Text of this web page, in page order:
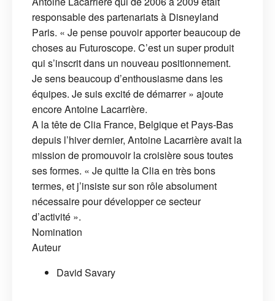
responsable des partenariats à Disneyland
Paris. « Je pense pouvoir apporter beaucoup de
choses au Futuroscope. C’est un super produit
qui s’inscrit dans un nouveau positionnement.
Je sens beaucoup d’enthousiasme dans les
équipes. Je suis excité de démarrer » ajoute
encore Antoine Lacarrière.
A la tête de Clia France, Belgique et Pays-Bas
depuis l’hiver dernier, Antoine Lacarrière avait la
mission de promouvoir la croisière sous toutes
ses formes. « Je quitte la Clia en très bons
termes, et j’insiste sur son rôle absolument
nécessaire pour développer ce secteur
d’activité ».
Nomination
Auteur
David Savary